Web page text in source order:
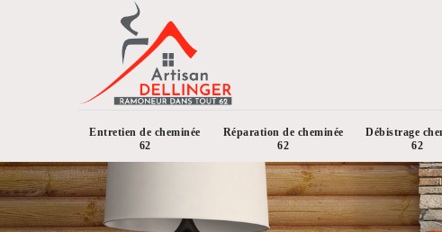
Entretien de cheminée
62
Réparation de cheminée
62
Débistrage
62